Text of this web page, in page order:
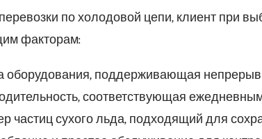
по холодовой цепи, клиент при
факторам:
оборудования, поддерживающая
соответствующая
частиц сухого льда, подходящий для